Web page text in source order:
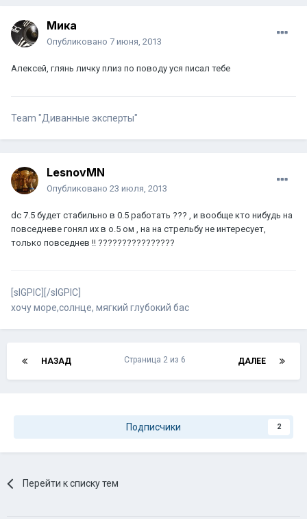
Мика
Опубликовано 7 июня, 2013
Алексей, глянь личку плиз по поводу уся писал тебе
Team "Диванные эксперты"
LesnovMN
Опубликовано 23 июля, 2013
dc 7.5 будет стабильно в 0.5 работать ??? , и вообще кто нибудь на
повседневе гонял их в о.5 ом , на на стрельбу не интересует,
только повседнев !! ????????????????
[sIGPIC][/sIGPIC]
хочу море,солнце, мягкий глубокий бас
НАЗАД ДАЛЕЕ
Страница 2 из 6
Подписчики 2
Перейти к списку тем